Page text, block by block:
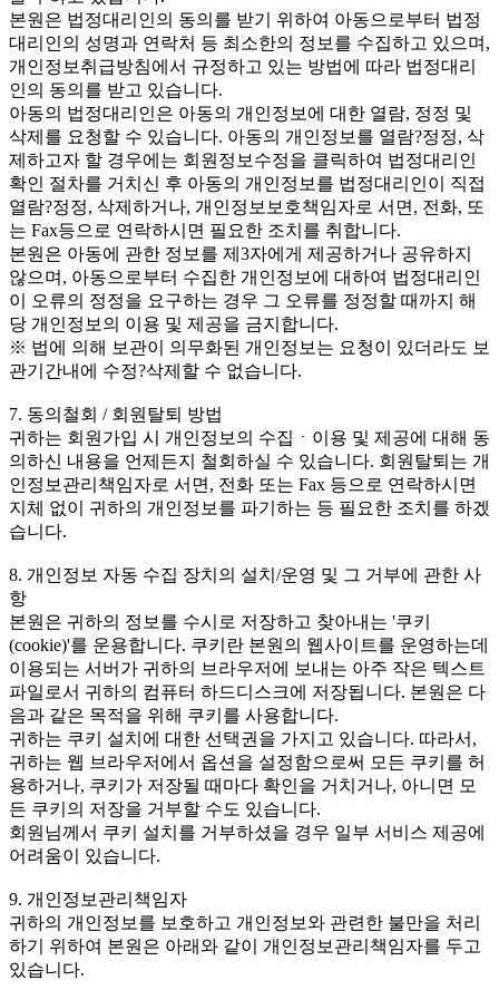
본원은 법정대리인의 동의를 받기 위하여 아동으로부터 법정
대리인의 성명과 연락처 등 최소한의 정보를 수집하고 있으며,
개인정보취급방침에서 규정하고 있는 방법에 따라 법정대리
인의 동의를 받고 있습니다.
아동의 법정대리인은 아동의 개인정보에 대한 열람, 정정 및
삭제를 요청할 수 있습니다. 아동의 개인정보를 열람?정정, 삭
제하고자 할 경우에는 회원정보수정을 클릭하여 법정대리인
확인 절차를 거치신 후 아동의 개인정보를 법정대리인이 직접
열람?정정, 삭제하거나, 개인정보보호책임자로 서면, 전화, 또
는 Fax등으로 연락하시면 필요한 조치를 취합니다.
본원은 아동에 관한 정보를 제3자에게 제공하거나 공유하지
않으며, 아동으로부터 수집한 개인정보에 대하여 법정대리인
이 오류의 정정을 요구하는 경우 그 오류를 정정할 때까지 해
당 개인정보의 이용 및 제공을 금지합니다.
※ 법에 의해 보관이 의무화된 개인정보는 요청이 있더라도 보
관기간내에 수정?삭제할 수 없습니다.
7. 동의철회 / 회원탈퇴 방법
귀하는 회원가입 시 개인정보의 수집ㆍ이용 및 제공에 대해 동
의하신 내용을 언제든지 철회하실 수 있습니다. 회원탈퇴는 개
인정보관리책임자로 서면, 전화 또는 Fax 등으로 연락하시면
지체 없이 귀하의 개인정보를 파기하는 등 필요한 조치를 하겠
습니다.
8. 개인정보 자동 수집 장치의 설치/운영 및 그 거부에 관한 사
항
본원은 귀하의 정보를 수시로 저장하고 찾아내는 '쿠키
(cookie)'를 운용합니다. 쿠키란 본원의 웹사이트를 운영하는데
이용되는 서버가 귀하의 브라우저에 보내는 아주 작은 텍스트
파일로서 귀하의 컴퓨터 하드디스크에 저장됩니다. 본원은 다
음과 같은 목적을 위해 쿠키를 사용합니다.
귀하는 쿠키 설치에 대한 선택권을 가지고 있습니다. 따라서,
귀하는 웹 브라우저에서 옵션을 설정함으로써 모든 쿠키를 허
용하거나, 쿠키가 저장될 때마다 확인을 거치거나, 아니면 모
든 쿠키의 저장을 거부할 수도 있습니다.
회원님께서 쿠키 설치를 거부하셨을 경우 일부 서비스 제공에
어려움이 있습니다.
9. 개인정보관리책임자
귀하의 개인정보를 보호하고 개인정보와 관련한 불만을 처리
하기 위하여 본원은 아래와 같이 개인정보관리책임자를 두고
있습니다.